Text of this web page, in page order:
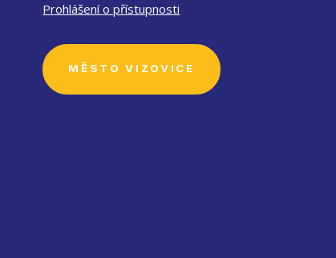
Prohlášení o přístupnosti
MĚSTO VIZOVICE